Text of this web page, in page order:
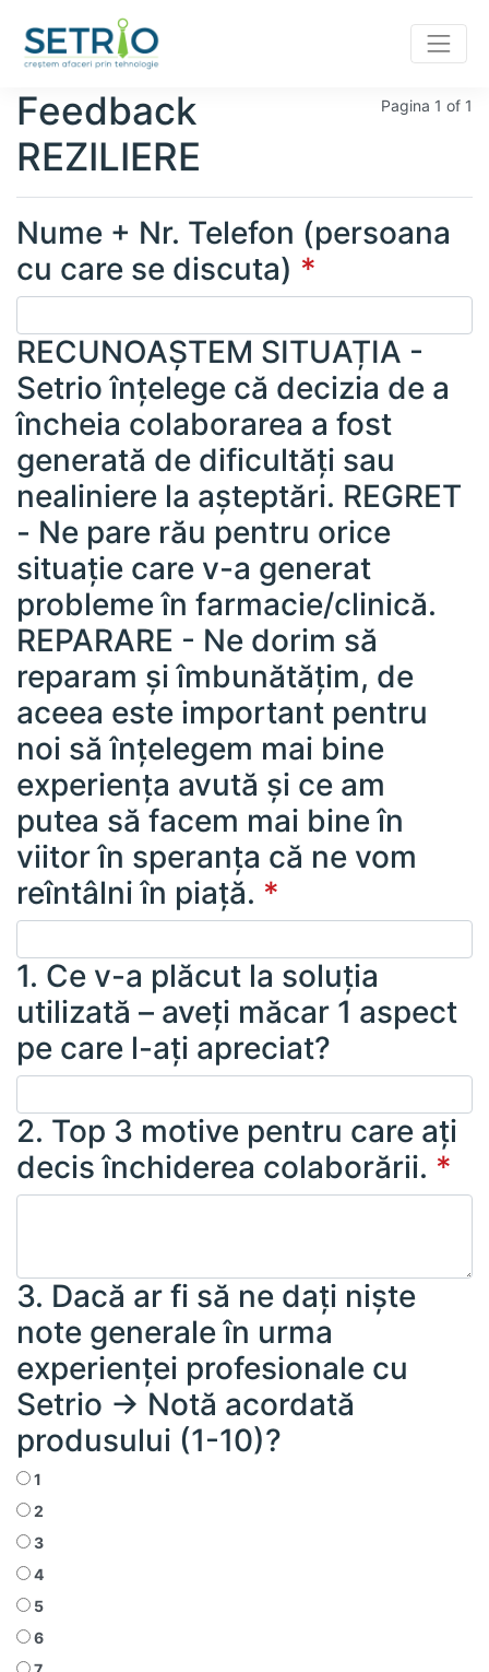
Pagina 1 of 1
Feedback
REZILIERE
Nume + Nr. Telefon (persoana
cu care se discuta) *
RECUNOAȘTEM SITUAȚIA -
Setrio înțelege că decizia de a
încheia colaborarea a fost
generată de dificultăți sau
nealiniere la așteptări. REGRET
- Ne pare rău pentru orice
situație care v-a generat
probleme în farmacie/clinică.
REPARARE - Ne dorim să
reparam și îmbunătățim, de
aceea este important pentru
noi să înțelegem mai bine
experiența avută și ce am
putea să facem mai bine în
viitor în speranța că ne vom
reîntâlni în piață. *
1. Ce v-a plăcut la soluția
utilizată – aveți măcar 1 aspect
pe care l-ați apreciat?
2. Top 3 motive pentru care ați
decis închiderea colaborării. *
3. Dacă ar fi să ne dați niște
note generale în urma
experienței profesionale cu
Setrio -> Notă acordată
produsului (1-10)?
1
2
3
4
5
6